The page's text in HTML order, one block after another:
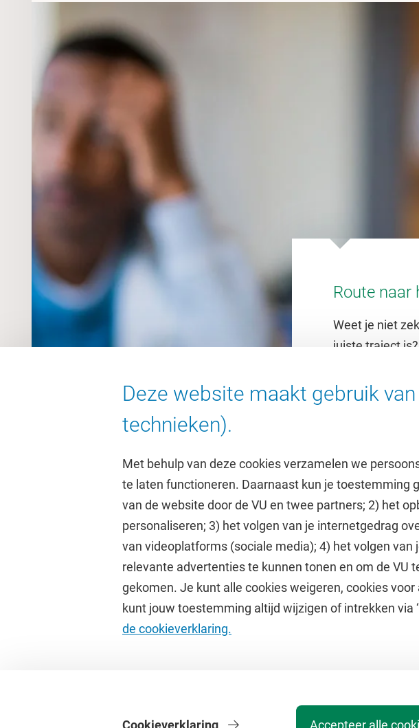
Route naar
Weet je niet
juiste traject is?
Volg de
Deze website maakt gebruik
technieken).
Met behulp van deze cookies verzamelen we
te laten functioneren. Daarnaast kun je toestemming
van de website door de VU en twee partners; 2) het
personaliseren; 3) het volgen van je internetgedrag
van videoplatforms (sociale media); 4) het volgen
relevante advertenties te kunnen tonen en om de
gekomen. Je kunt alle cookies weigeren, cookies
kunt jouw toestemming altijd wijzigen of intrekken via
de cookieverklaring.
Accepteer alle
Cookieverklaring
Direct naar
Cultuur op de campus
Universiteitsbibliotheek
Studie
Academische jaarkalender
Studiegids